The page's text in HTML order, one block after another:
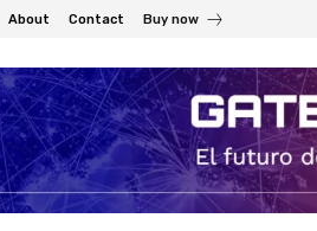
About Contact Buy now